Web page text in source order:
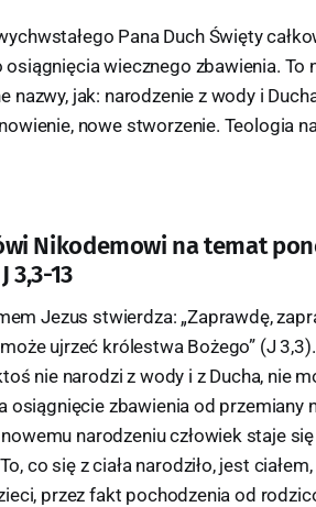
Pana Duch Święty
wiecznego zbawienia. To
nazwy, jak: narodzenie z wody i
nowe stworzenie. Teologia
Nikodemowi na temat
3,3-13
Jezus stwierdza: „Zaprawdę,
ujrzeć królestwa Bożego” (J
nie narodzi z wody i z Ducha, nie
osiągnięcie zbawienia od przemiany
narodzeniu człowiek staje
co się z ciała narodziło, jest
przez fakt pochodzenia od